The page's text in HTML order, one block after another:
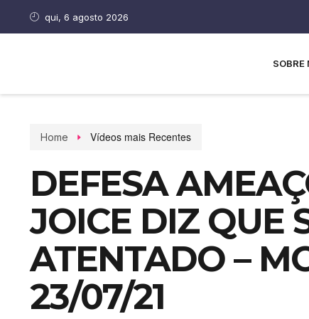
qui, 6 agosto 2026
SOBRE
Home Vídeos mais Recentes
DEFESA
JOICE DIZ QUE
ATENTADO –
23/07/21